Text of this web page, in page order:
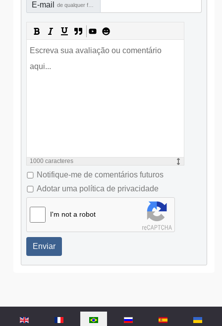
E-mail
1000 caracteres
Notifique-me de comentários futuros
Adotar uma política de privacidade
I'm not a robot
Enviar
Selecione o seu idioma